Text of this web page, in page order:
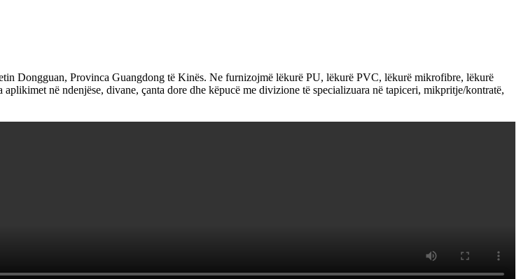
Dongguan, Provinca Guangdong të Kinës. Ne furnizojmë lëkurë PU, lëkurë PVC, lëkurë mikrofibre, lëkurë
në ndenjëse, divane, çanta dore dhe këpucë me divizione të specializuara në tapiceri, mikpritje/kontratë,